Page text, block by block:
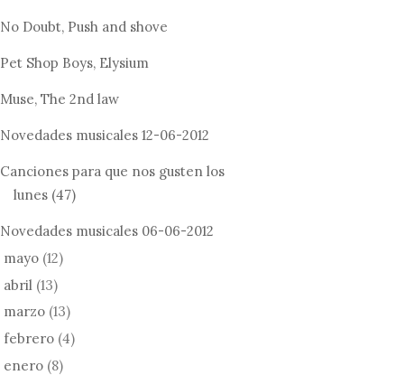
No Doubt, Push and shove
Pet Shop Boys, Elysium
Muse, The 2nd law
Novedades musicales 12-06-2012
Canciones para que nos gusten los
lunes (47)
Novedades musicales 06-06-2012
mayo (12)
abril (13)
marzo (13)
febrero (4)
enero (8)